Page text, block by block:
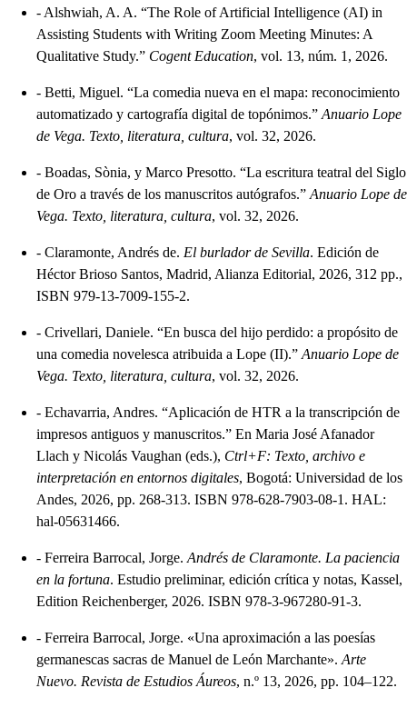
- Alshwiah, A. A. “The Role of Artificial Intelligence (AI) in
Assisting Students with Writing Zoom Meeting Minutes: A
Qualitative Study.” Cogent Education, vol. 13, núm. 1, 2026.
- Betti, Miguel. “La comedia nueva en el mapa: reconocimiento
automatizado y cartografía digital de topónimos.” Anuario Lope
de Vega. Texto, literatura, cultura, vol. 32, 2026.
- Boadas, Sònia, y Marco Presotto. “La escritura teatral del Siglo
de Oro a través de los manuscritos autógrafos.” Anuario Lope de
Vega. Texto, literatura, cultura, vol. 32, 2026.
- Claramonte, Andrés de. El burlador de Sevilla. Edición de
Héctor Brioso Santos, Madrid, Alianza Editorial, 2026, 312 pp.,
ISBN 979-13-7009-155-2.
- Crivellari, Daniele. “En busca del hijo perdido: a propósito de
una comedia novelesca atribuida a Lope (II).” Anuario Lope de
Vega. Texto, literatura, cultura, vol. 32, 2026.
- Echavarria, Andres. “Aplicación de HTR a la transcripción de
impresos antiguos y manuscritos.” En Maria José Afanador
Llach y Nicolás Vaughan (eds.), Ctrl+F: Texto, archivo e
interpretación en entornos digitales, Bogotá: Universidad de los
Andes, 2026, pp. 268-313. ISBN 978-628-7903-08-1. HAL:
hal-05631466.
- Ferreira Barrocal, Jorge. Andrés de Claramonte. La paciencia
en la fortuna. Estudio preliminar, edición crítica y notas, Kassel,
Edition Reichenberger, 2026. ISBN 978-3-967280-91-3.
- Ferreira Barrocal, Jorge. «Una aproximación a las poesías
germanescas sacras de Manuel de León Marchante». Arte
Nuevo. Revista de Estudios Áureos, n.º 13, 2026, pp. 104–122.